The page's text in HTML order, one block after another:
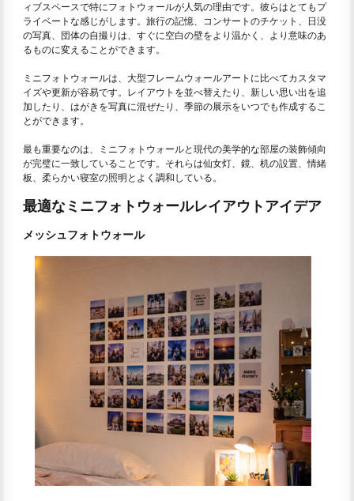
ィブスペースで特にフォトウォールが人気の理由です。彼らはとてもプ
ライベートな感じがします。旅行の記憶、コンサートのチケット、日没
の写真、団体の自撮りは、すぐに空白の壁をより温かく、より意味のあ
るものに変えることができます。
ミニフォトウォールは、大型フレームウォールアートに比べてカスタマ
イズや更新が容易です。レイアウトを並べ替えたり、新しい思い出を追
加したり、はがきを写真に混ぜたり、季節の展示をいつでも作成するこ
とができます。
最も重要なのは、ミニフォトウォールと現代の美学的な部屋の装飾傾向
が完璧に一致していることです。それらは仙女灯、鏡、机の設置、情緒
板、柔らかい寝室の照明とよく調和している。
最適なミニフォトウォールレイアウトアイデア
メッシュフォトウォール